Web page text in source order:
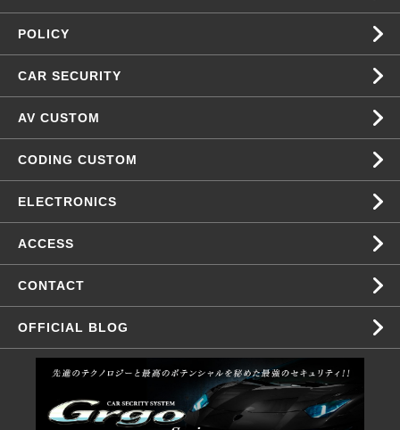
POLICY
CAR SECURITY
AV CUSTOM
CODING CUSTOM
ELECTRONICS
ACCESS
CONTACT
OFFICIAL BLOG